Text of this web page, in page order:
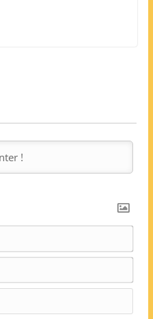
o
m
*
E
-
m
i